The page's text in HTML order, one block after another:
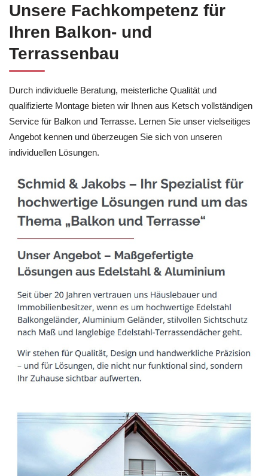
Unsere Fachkompetenz für
Ihren Balkon- und
Terrassenbau
Durch individuelle Beratung, meisterliche Qualität und
qualifizierte Montage bieten wir Ihnen aus Ketsch vollständigen
Service für Balkon und Terrasse. Lernen Sie unser vielseitiges
Angebot kennen und überzeugen Sie sich von unseren
individuellen Lösungen.